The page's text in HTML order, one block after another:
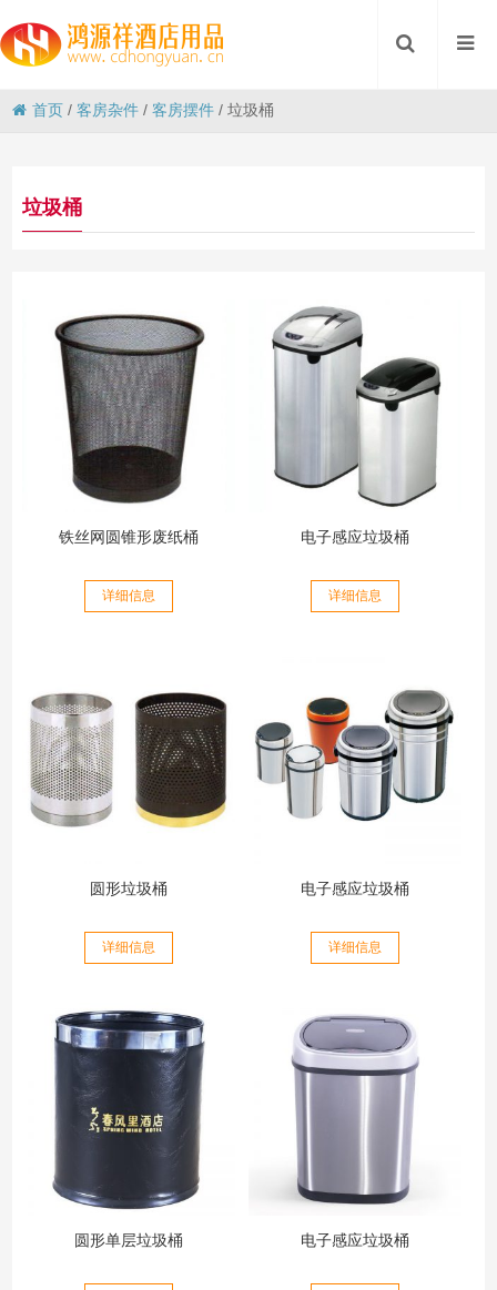
首页 /客房杂件 /客房摆件 /垃圾桶
垃圾桶
铁丝网圆锥形废纸桶
详细信息
电子感应垃圾桶
详细信息
圆形垃圾桶
详细信息
电子感应垃圾桶
详细信息
圆形单层垃圾桶 电子感应垃圾桶